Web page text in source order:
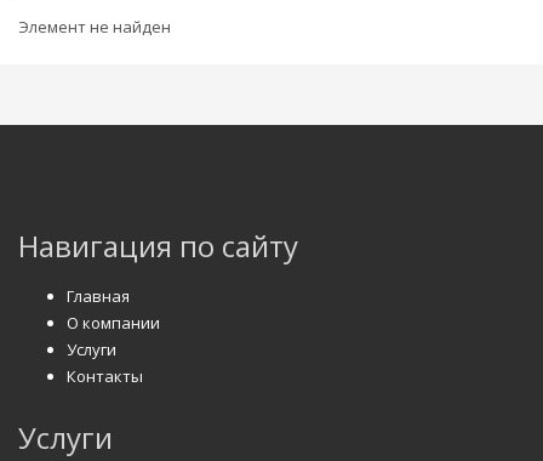
Элемент не найден
Навигация по сайту
Главная
О компании
Услуги
Контакты
Услуги